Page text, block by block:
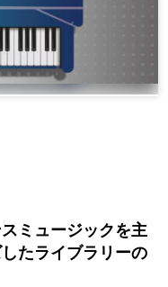
ミュージックを主
たライブラリーの